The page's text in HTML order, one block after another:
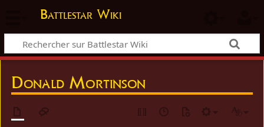
Battlestar Wiki
Donald Mortinson